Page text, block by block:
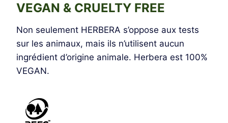
VEGAN & CRUELTY FREE
Non seulement HERBERA s’oppose aux tests
sur les animaux, mais ils n’utilisent aucun
ingrédient d’origine animale. Herbera est 100%
VEGAN.